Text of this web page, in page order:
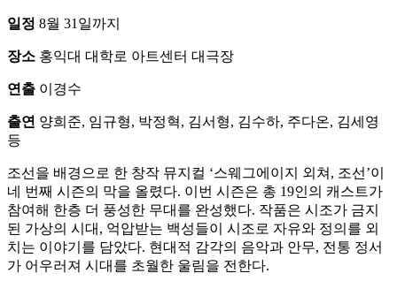
일정 8월 31일까지
장소 홍익대 대학로 아트센터 대극장
연출 이경수
출연 양희준, 임규형, 박정혁, 김서형, 김수하, 주다온, 김세영
등
조선을 배경으로 한 창작 뮤지컬 ‘스웨그에이지 외쳐, 조선’이
네 번째 시즌의 막을 올렸다. 이번 시즌은 총 19인의 캐스트가
참여해 한층 더 풍성한 무대를 완성했다. 작품은 시조가 금지
된 가상의 시대, 억압받는 백성들이 시조로 자유와 정의를 외
치는 이야기를 담았다. 현대적 감각의 음악과 안무, 전통 정서
가 어우러져 시대를 초월한 울림을 전한다.